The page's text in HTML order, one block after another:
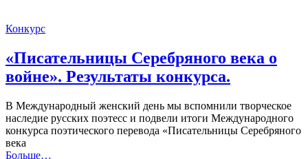
Конкурс
«Писательницы Серебряного века о
войне». Результаты конкурса.
В Международный женский день мы вспомнили творческое
наследие русских поэтесс и подвели итоги Международного
конкурса поэтического перевода «Писательницы Серебряного
века
Больше…